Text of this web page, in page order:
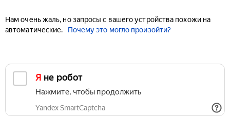
Нам очень жаль, но запросы с вашего устройства похожи на
автоматические.
Почему это могло произойти?
Я не робот
Нажмите, чтобы продолжить
Yandex SmartCaptcha